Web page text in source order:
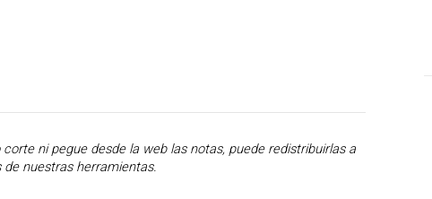
ni pegue desde la web las notas, puede redistribuirlas a
de nuestras herramientas.